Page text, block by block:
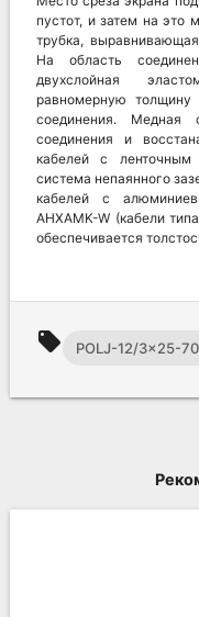
пустот, и затем на это
трубка,
На область
двухслойная
равномерную
соединения. Медная
соединения и
кабелей с
система непаянного
кабелей с
AHXAMK-W (кабели
обеспечивается
local_offer POLJ-12/3x25-